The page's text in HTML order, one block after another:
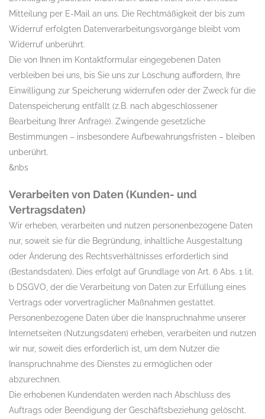
Mitteilung per E-Mail an uns. Die Rechtmäßigkeit der bis zum
Widerruf erfolgten Datenverarbeitungsvorgänge bleibt vom
Widerruf unberührt.
Die von Ihnen im Kontaktformular eingegebenen Daten
verbleiben bei uns, bis Sie uns zur Löschung auffordern, Ihre
Einwilligung zur Speicherung widerrufen oder der Zweck für die
Datenspeicherung entfällt (z.B. nach abgeschlossener
Bearbeitung Ihrer Anfrage). Zwingende gesetzliche
Bestimmungen – insbesondere Aufbewahrungsfristen – bleiben
unberührt.
&nbs
Verarbeiten von Daten (Kunden- und
Vertragsdaten)
Wir erheben, verarbeiten und nutzen personenbezogene Daten
nur, soweit sie für die Begründung, inhaltliche Ausgestaltung
oder Änderung des Rechtsverhältnisses erforderlich sind
(Bestandsdaten). Dies erfolgt auf Grundlage von Art. 6 Abs. 1 lit.
b DSGVO, der die Verarbeitung von Daten zur Erfüllung eines
Vertrags oder vorvertraglicher Maßnahmen gestattet.
Personenbezogene Daten über die Inanspruchnahme unserer
Internetseiten (Nutzungsdaten) erheben, verarbeiten und nutzen
wir nur, soweit dies erforderlich ist, um dem Nutzer die
Inanspruchnahme des Dienstes zu ermöglichen oder
abzurechnen.
Die erhobenen Kundendaten werden nach Abschluss des
Auftrags oder Beendigung der Geschäftsbeziehung gelöscht.